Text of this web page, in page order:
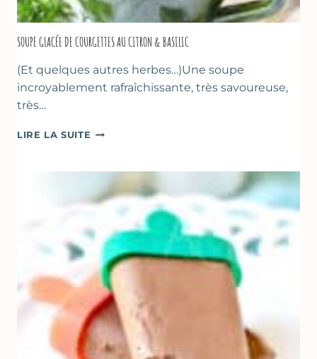
SOUPE GLACÉE DE COURGETTES AU CITRON & BASILIC
(Et quelques autres herbes…)Une soupe
incroyablement rafraîchissante, très savoureuse,
très…
LIRE LA SUITE SOUPE
COURGETTES
AU
CITRON
BASILIC